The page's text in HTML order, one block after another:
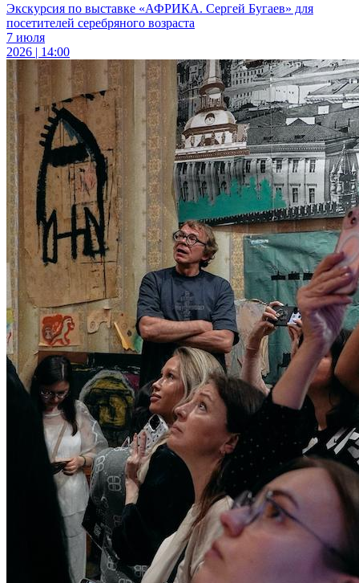
Экскурсия по выставке «АФРИКА. Сергей Бугаев» для
посетителей серебряного возраста
7 июля
2026 | 14:00